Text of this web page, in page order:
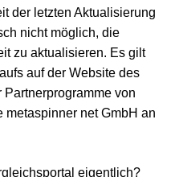
der letzten Aktualisierung
nicht möglich, die
zu aktualisieren. Es gilt
auf der Website des
Partnerprogramme von
net GmbH an
eigentlich?